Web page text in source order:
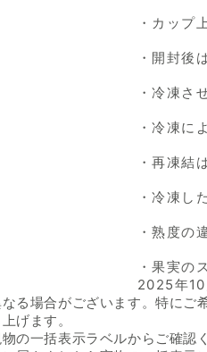
・カップ
・開封後
・冷凍さ
・冷凍に
・再凍結
・冷凍し
・熟度の
・果実の
2025年
る場合がございます。特に
げます。
の一括表示ラベルからご確